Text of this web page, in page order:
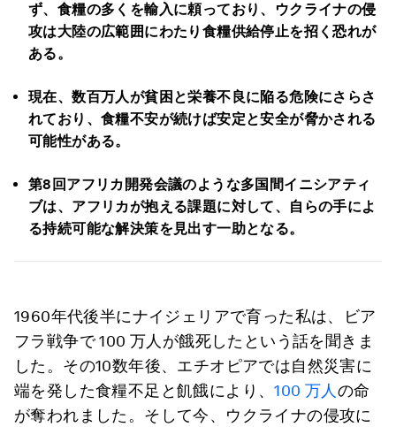
ず、食糧の多くを輸入に頼っており、ウクライナの侵
攻は大陸の広範囲にわたり食糧供給停止を招く恐れが
ある。
現在、数百万人が貧困と栄養不良に陥る危険にさらさ
れており、食糧不安が続けば安定と安全が脅かされる
可能性がある。
第8回アフリカ開発会議のような多国間イニシアティ
ブは、アフリカが抱える課題に対して、自らの手によ
る持続可能な解決策を見出す一助となる。
1960年代後半にナイジェリアで育った私は、ビア
フラ戦争で 100 万人が餓死したという話を聞きま
した。その10数年後、エチオピアでは自然災害に
端を発した食糧不足と飢餓により、100 万人 の命
が奪われました。そして今、ウクライナの侵攻に